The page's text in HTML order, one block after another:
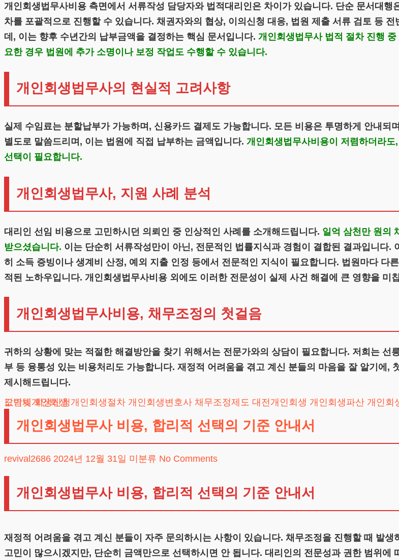
개인회생법무사비용 측면에서 서류작성 담당자와 법적대리인은 차이가 있습니다. 단순 문서대
차를 포괄적으로 진행할 수 있습니다. 채권자와의 협상, 이의신청 대응, 법원 제출 서류 검토 등
데, 이는 향후 수년간의 납부금액을 결정하는 핵심 문서입니다. 개인회생법무사 법적 절차 진행
요한 경우 법원에 추가 소명이나 보정 작업도 수행할 수 있습니다.
개인회생법무사의 현실적 고려사항
실제 수임료는 분할납부가 가능하며, 신용카드 결제도 가능합니다. 모든 비용은 투명하게 안내
별도로 말씀드리며, 이는 법원에 직접 납부하는 금액입니다. 개인회생법무사비용이 저렴하더라
선택이 필요합니다.
개인회생법무사, 지원 사례 분석
대리인 선임 비용으로 고민하시던 의뢰인 중 인상적인 사례를 소개해드립니다. 일억 삼천만 원의
받으셨습니다. 이는 단순히 서류작성만이 아닌, 전문적인 법률지식과 경험이 결합된 결과입니다
히 소득 증빙이나 생계비 산정, 예외 지출 인정 등에서 전문적인 지식이 필요합니다. 법원마다 다
적된 노하우입니다. 개인회생법무사비용 외에도 이러한 전문성이 실제 사건 해결에 큰 영향을 미
개인회생법무사비용, 채무조정의 첫걸음
귀하의 상황에 맞는 적절한 해결방안을 찾기 위해서는 전문가와의 상담이 필요합니다. 저희는
부 등 융통성 있는 비용처리도 가능합니다. 재정적 어려움을 겪고 계신 분들의 마음을 잘 알기에,
제시해드립니다.
도박빚개인회생 개인회생절차 개인회생변호사 채무조정제도 대전개인회생 개인회생파산 개인회
카드값연체 회생신청
개인회생법무사 비용, 합리적 선택의 기준 안내서
revival2686 2024년 12월 31일 미분류 No Comments
개인회생법무사 비용, 합리적 선택의 기준 안내서
재정적 어려움을 겪고 계신 분들이 자주 문의하시는 사항이 있습니다. 채무조정을 진행할 때 발
고민이 많으시겠지만, 단순히 금액만으로 선택하시면 안 됩니다. 대리인의 전문성과 권한 범위에